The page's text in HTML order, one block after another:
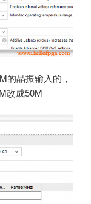
的晶振输入的，
改成50M